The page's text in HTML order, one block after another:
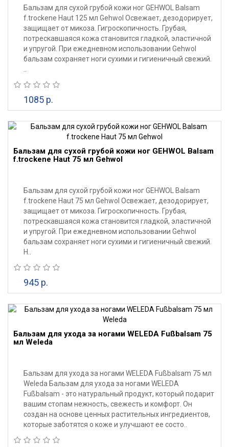
Бальзам для сухой грубой кожи ног GEHWOL Balsam
f.trockene Haut 125 мл Gehwol Освежает, дезодорирует,
защищает от микоза. Гигроскопичность. Грубая,
потрескавшаяся кожа становится гладкой, эластичной
и упругой. При ежедневном использовании Gehwol
бальзам сохраняет ноги сухими и гигиеничный свежий.
1085 р.
Бальзам для сухой грубой кожи ног GEHWOL Balsam
f.trockene Haut 75 мл Gehwol
Бальзам для сухой грубой кожи ног GEHWOL Balsam
f.trockene Haut 75 мл Gehwol Освежает, дезодорирует,
защищает от микоза. Гигроскопичность. Грубая,
потрескавшаяся кожа становится гладкой, эластичной
и упругой. При ежедневном использовании Gehwol
бальзам сохраняет ноги сухими и гигиеничный свежий.
Н..
945 р.
Бальзам для ухода за ногами WELEDA Fußbalsam 75
мл Weleda
Бальзам для ухода за ногами WELEDA Fußbalsam 75 мл
Weleda Бальзам для ухода за ногами WELEDA
Fußbalsam - это натуральный продукт, который подарит
вашим стопам нежность, свежесть и комфорт. Он
создан на основе ценных растительных ингредиентов,
которые заботятся о коже и улучшают ее состо..